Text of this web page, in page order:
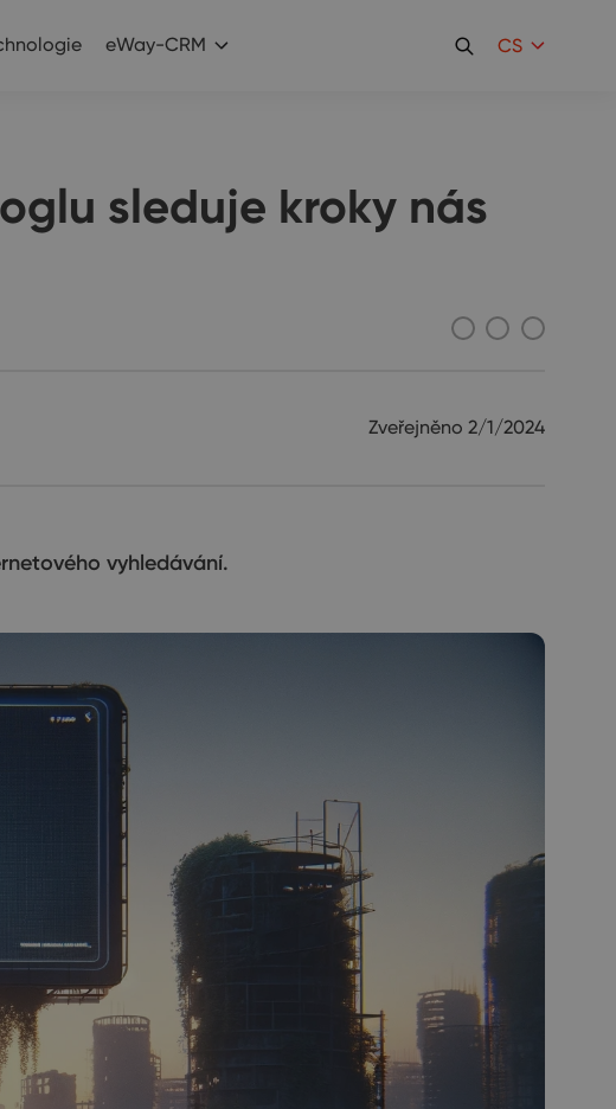
eWay-CRM CS
sleduje kroky nás
Zveřejněno 2/1/2024
vyhledávání.